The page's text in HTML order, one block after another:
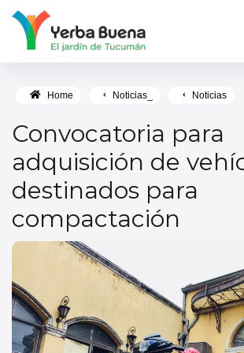
Home Noticias_ Noticias
Convocatoria para
adquisición de
destinados para
compactación